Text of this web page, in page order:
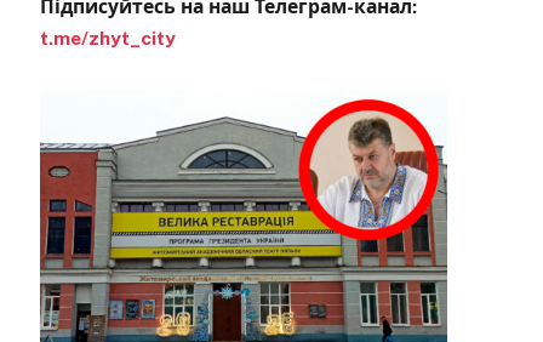
Підписуйтесь на наш Телеграм-канал:
t.me/zhyt_city